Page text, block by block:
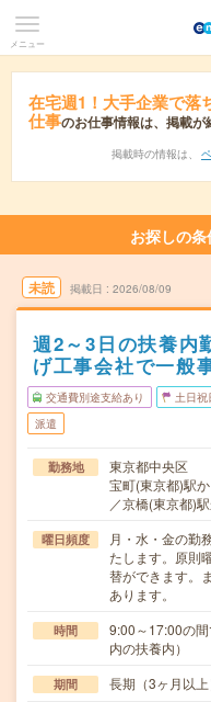
メニュー
在宅週1！大手企業で落
仕事のお仕事情報は、掲載が
掲載時の情報は、
お探しの
未読 掲載日 2026/08/09
週2～3日の扶養内
げ工事会社で一般
交通費別途支給あり 土日祝
派遣
勤務地
東京都中央区
宝町(東京都)駅
／京橋(東京都)
曜日頻度
月・水・金の勤
たします。原則
替ができます。
あります。
時間
9:00～17:00の
内の扶養内）
期間 長期（3ヶ月以上